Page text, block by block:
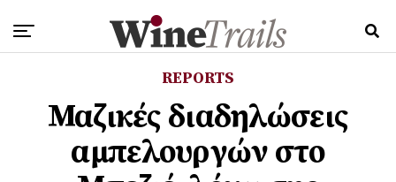
REPORTS
Μαζικές διαδηλώσεις
αμπελουργών στο